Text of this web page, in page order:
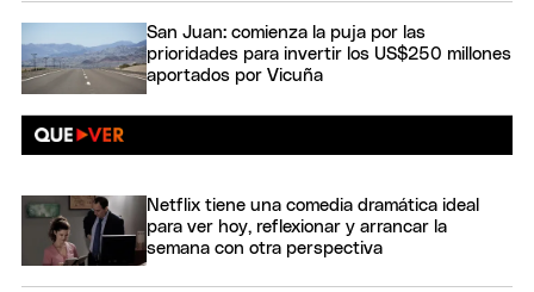
San Juan: comienza la puja por las
prioridades para invertir los US$250 millones
aportados por Vicuña
Netflix tiene una comedia dramática ideal
para ver hoy, reflexionar y arrancar la
semana con otra perspectiva